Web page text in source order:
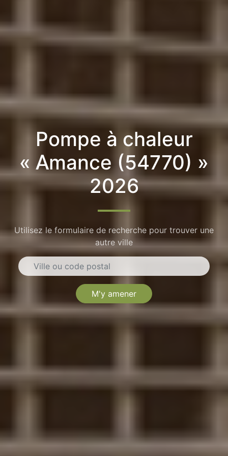
Pompe à chaleur
« Amance (54770) »
2026
Utilisez le formulaire de recherche pour trouver une
autre ville
M'y amener